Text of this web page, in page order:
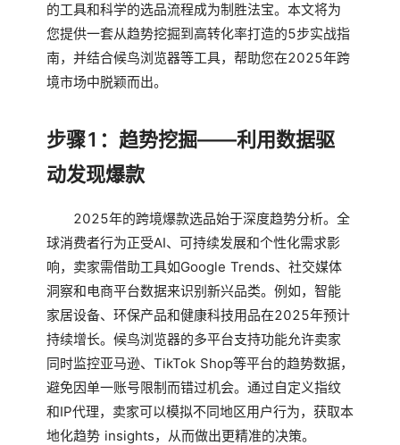
的工具和科学的选品流程成为制胜法宝。本文将为
您提供一套从趋势挖掘到高转化率打造的5步实战指
南，并结合候鸟浏览器等工具，帮助您在2025年跨
境市场中脱颖而出。
步骤1：趋势挖掘——利用数据驱
动发现爆款
2025年的跨境爆款选品始于深度趋势分析。全
球消费者行为正受AI、可持续发展和个性化需求影
响，卖家需借助工具如Google Trends、社交媒体
洞察和电商平台数据来识别新兴品类。例如，智能
家居设备、环保产品和健康科技用品在2025年预计
持续增长。候鸟浏览器的多平台支持功能允许卖家
同时监控亚马逊、TikTok Shop等平台的趋势数据，
避免因单一账号限制而错过机会。通过自定义指纹
和IP代理，卖家可以模拟不同地区用户行为，获取本
地化趋势 insights，从而做出更精准的决策。